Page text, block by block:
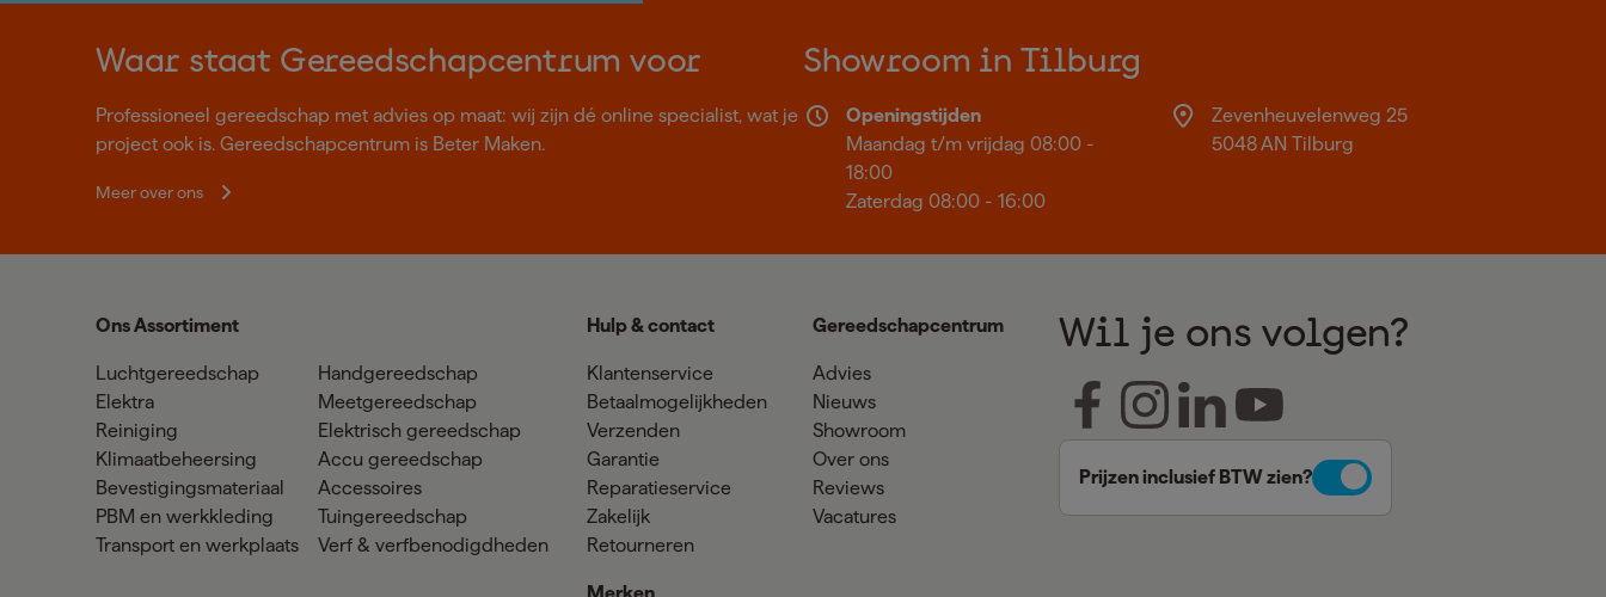
Waar staat Gereedschapcentrum voor
Professioneel gereedschap met advies op maat: wij zijn dé online specialist, wat je
project ook is. Gereedschapcentrum is Beter Maken.
Meer over ons
Showroom in Tilburg
Openingstijden
Maandag t/m vrijdag 08:00 -
18:00
Zaterdag 08:00 - 16:00
Zevenheuvelenweg 25
5048 AN Tilburg
Ons Assortiment
Luchtgereedschap
Elektra
Reiniging
Klimaatbeheersing
Bevestigingsmateriaal
PBM en werkkleding
Transport en werkplaats
Handgereedschap
Meetgereedschap
Elektrisch gereedschap
Accu gereedschap
Accessoires
Tuingereedschap
Verf & verfbenodigdheden
Hulp & contact
Klantenservice
Betaalmogelijkheden
Verzenden
Garantie
Reparatieservice
Zakelijk
Retourneren
Gereedschapcentrum
Advies
Nieuws
Showroom
Over ons
Reviews
Vacatures
Wil je ons volgen?
Prijzen inclusief BTW zien?